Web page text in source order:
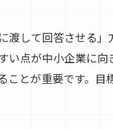
渡して回答させる
点が中小企業に向
とが重要です。目